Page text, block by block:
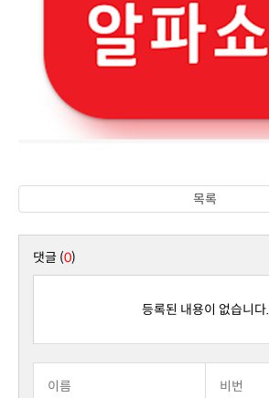
목록
댓글 (0)
등록된 내용이 없습니다.